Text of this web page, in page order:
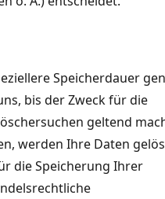
Speicherdauer
bis der Zweck für die
geltend
werden Ihre Daten
die Speicherung Ihrer